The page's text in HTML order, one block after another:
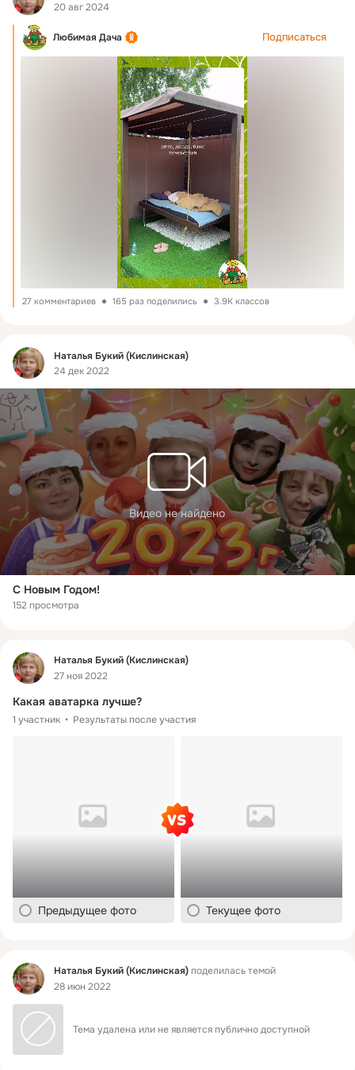
20 авг 2024
Любимая Дача Подписаться
27 комментариев 165 раз поделились 3.9K классов
Фид
Наталья Букий (Кислинская)
24 дек 2022
Видео не найдено
С Новым Годом!
152 просмотра
Фид
Наталья Букий (Кислинская)
27 ноя 2022
Какая аватарка лучше?
1 участник Результаты после участия
Предыдущее фото Текущее фото
Фид Наталья Букий (Кислинская)поделилась темой
28 июн 2022
Тема удалена или не является публично доступной